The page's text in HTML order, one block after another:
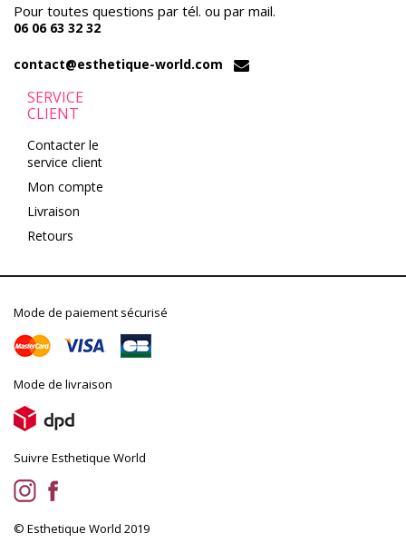
Pour toutes questions par tél. ou par mail.
06 06 63 32 32
contact@esthetique-world.com
SERVICE
CLIENT
Contacter le
service client
Mon compte
Livraison
Retours
Mode de paiement sécurisé
Mode de livraison
Suivre Esthetique World
© Esthetique World 2019